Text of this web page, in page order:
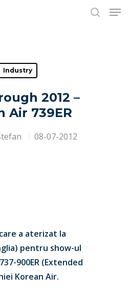
or ESC to close
Industry
2012 –
Air 739ER
08-07-2012
a aterizat la
pentru show-ul
900ER (Extended
Korean Air.